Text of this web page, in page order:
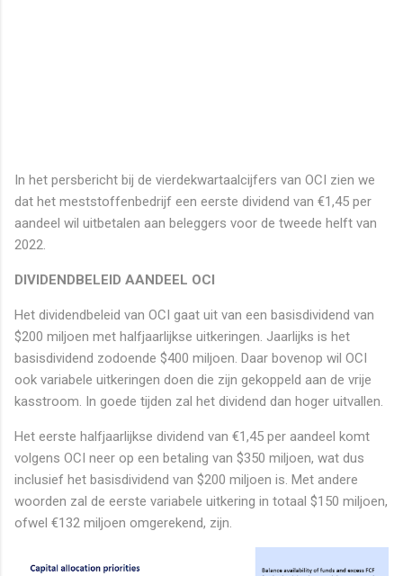
In het persbericht bij de vierdekwartaalcijfers van OCI zien we
dat het meststoffenbedrijf een eerste dividend van €1,45 per
aandeel wil uitbetalen aan beleggers voor de tweede helft van
2022.
DIVIDENDBELEID AANDEEL OCI
Het dividendbeleid van OCI gaat uit van een basisdividend van
$200 miljoen met halfjaarlijkse uitkeringen. Jaarlijks is het
basisdividend zodoende $400 miljoen. Daar bovenop wil OCI
ook variabele uitkeringen doen die zijn gekoppeld aan de vrije
kasstroom. In goede tijden zal het dividend dan hoger uitvallen.
Het eerste halfjaarlijkse dividend van €1,45 per aandeel komt
volgens OCI neer op een betaling van $350 miljoen, wat dus
inclusief het basisdividend van $200 miljoen is. Met andere
woorden zal de eerste variabele uitkering in totaal $150 miljoen,
ofwel €132 miljoen omgerekend, zijn.